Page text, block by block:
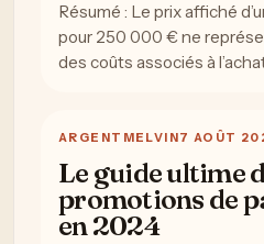
Résumé : Le prix affiché
pour 250 000 € ne
des coûts associés à
ARGENT MELVIN7 AOÛT
Le guide ultime
promotions de
en 2024